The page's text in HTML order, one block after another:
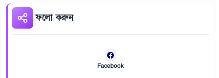
ফলো করুন
Facebook